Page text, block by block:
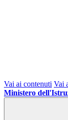
Vai ai contenuti Vai
Ministero